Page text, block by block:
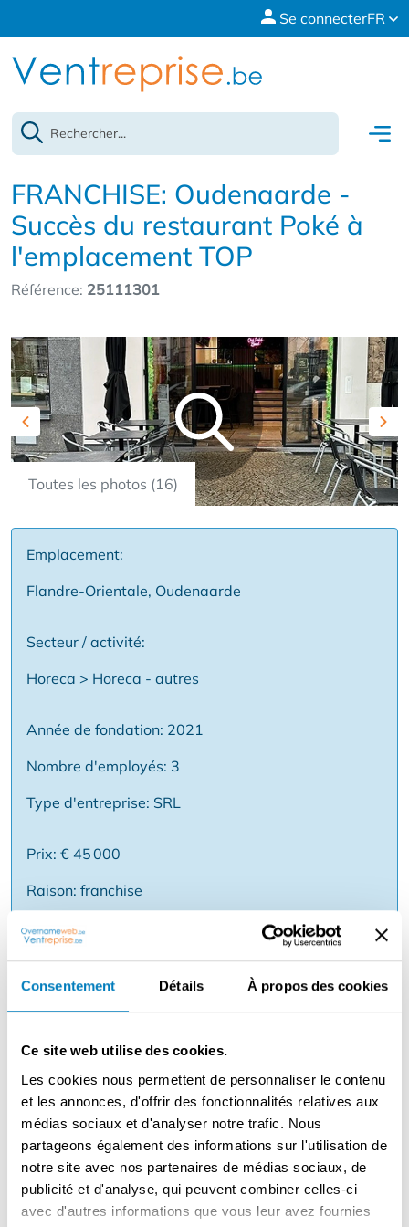
Consentement Détails À propos des cookies
Ce site web utilise des cookies.
Les cookies nous permettent de personnaliser le contenu
et les annonces, d'offrir des fonctionnalités relatives aux
médias sociaux et d'analyser notre trafic. Nous
partageons également des informations sur l'utilisation de
notre site avec nos partenaires de médias sociaux, de
publicité et d'analyse, qui peuvent combiner celles-ci
avec d'autres informations que vous leur avez fournies
Se connecterFR
FRANCHISE: Oudenaarde -
Succès du restaurant Poké à
l'emplacement TOP
Référence: 25111301
Toutes les photos (16)
Previous
Emplacement:
Flandre-Orientale, Oudenaarde
Secteur / activité:
Horeca > Horeca - autres
Année de fondation: 2021
Nombre d'employés: 3
Type d'entreprise: SRL
Prix: € 45 000
Raison: franchise
Description
Vous rêvez d'avoir votre propre entreprise de
restauration prospère ? Alors c'est votre chance de
d'affaires éprouvé et un emplacement de choix!✨
Opportunité de franchise à des conditions
intéressantes.✅ Rentable et entièrement équipé
Emplacement stratégique avec beaucoup de passants
Concept sain et tendance - les Poké Bowls sont chauds !
Chiffre d'affaires éprouvé et base de clients solide
Tournez la clé et commencez immédiatement!Parfait
pour ceux qui veulent faire des affaires sans tous les